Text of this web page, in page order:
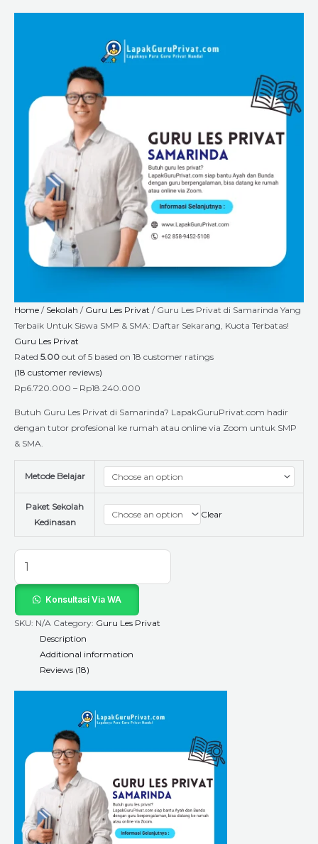
Home / Sekolah / Guru Les Privat / Guru Les Privat di Samarinda Yang
Terbaik Untuk Siswa SMP & SMA: Daftar Sekarang, Kuota Terbatas!
Guru Les Privat
Rated 5.00 out of 5 based on 18 customer ratings
(18 customer reviews)
Rp6.720.000 – Rp18.240.000
through
Butuh Guru Les Privat di Samarinda? LapakGuruPrivat.com hadir
dengan tutor profesional ke rumah atau online via Zoom untuk SMP
& SMA.
Metode Belajar
Paket Sekolah
Kedinasan
Clear
Terbaik
Daftar
Sekarang,
Kuota
quantity
Konsultasi Via WA
SKU: N/A Category: Guru Les Privat
Description
Additional information
Reviews (18)